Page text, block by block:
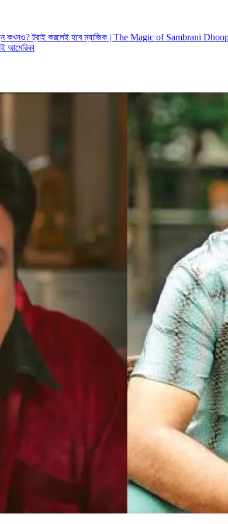
কখনও? ট্রাই করলেই হবে ম্যাজিক | The Magic of Sambrani
আমেরিকা